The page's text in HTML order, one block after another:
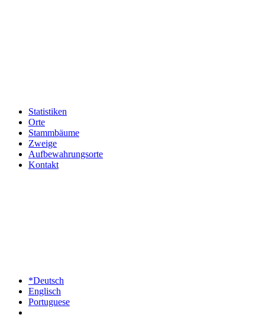
Statistiken
Orte
Stammbäume
Zweige
Aufbewahrungsorte
Kontakt
*Deutsch
Englisch
Portuguese